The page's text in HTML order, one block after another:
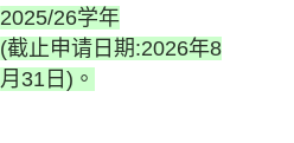
2025/26学年
(截止申请日期:2026年8
月31日)。